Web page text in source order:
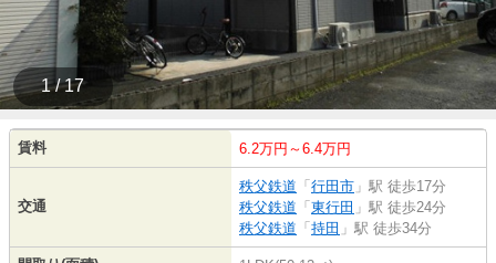
1 / 17
賃料 6.2万円～6.4万円
交通
秩父鉄道 「 行田市 」駅 徒歩17分
秩父鉄道 「 東行田 」駅 徒歩24分
秩父鉄道 「 持田 」駅 徒歩34分